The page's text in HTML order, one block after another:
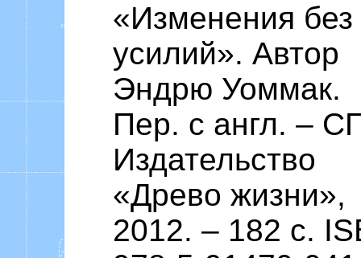
«Изменения без
усилий». Автор
Эндрю Уоммак.
Пер. с англ. –
Издательство
«Древо жизни»,
2012. – 182 c.